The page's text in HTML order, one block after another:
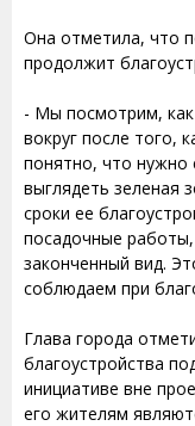
Она отметила, что
продолжит
- Мы посмотрим, как
вокруг после того,
понятно, что нужно
выглядеть зеленая
сроки ее
посадочные
законченный вид.
соблюдаем при
Глава города
благоустройства
инициативе вне
его жителям